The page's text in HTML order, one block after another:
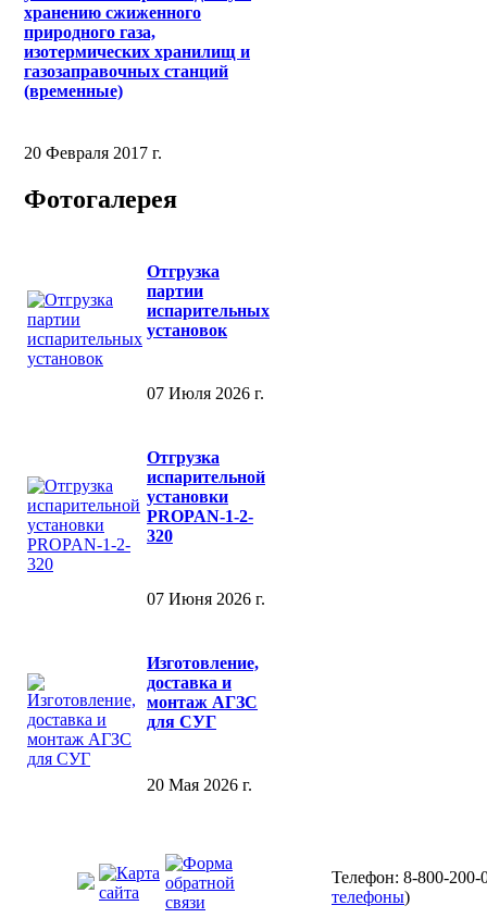
хранению сжиженного
природного газа,
изотермических хранилищ и
газозаправочных станций
(временные)
20 Февраля 2017 г.
Фотогалерея
Отгрузка
партии
испарительных
установок
07 Июля 2026 г.
Отгрузка
испарительной
установки
PROPAN-1-2-
320
07 Июня 2026 г.
Изготовление,
доставка и
монтаж АГЗС
для СУГ
20 Мая 2026 г.
Телефон: 8-800-200-
телефоны)